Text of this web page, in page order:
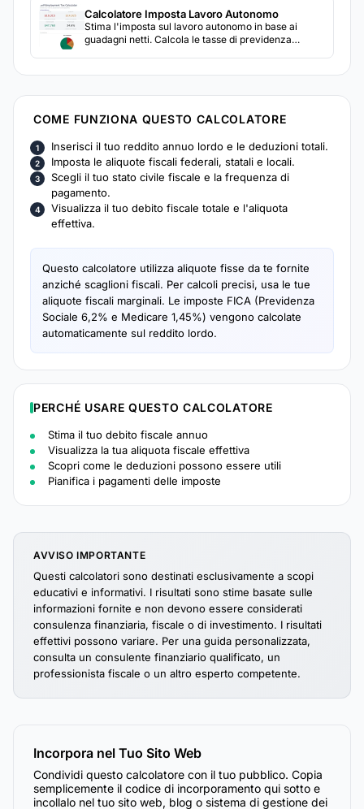
Calcolatore Imposta Lavoro Autonomo
Stima l'imposta sul lavoro autonomo in base ai
guadagni netti. Calcola le tasse di previdenza
COME FUNZIONA QUESTO CALCOLATORE
Inserisci il tuo reddito annuo lordo e le deduzioni totali.
Imposta le aliquote fiscali federali, statali e locali.
Scegli il tuo stato civile fiscale e la frequenza di
pagamento.
Visualizza il tuo debito fiscale totale e l'aliquota
effettiva.
Questo calcolatore utilizza aliquote fisse da te fornite
anziché scaglioni fiscali. Per calcoli precisi, usa le tue
aliquote fiscali marginali. Le imposte FICA (Previdenza
Sociale 6,2% e Medicare 1,45%) vengono calcolate
automaticamente sul reddito lordo.
PERCHÉ USARE QUESTO CALCOLATORE
Stima il tuo debito fiscale annuo
Visualizza la tua aliquota fiscale effettiva
Scopri come le deduzioni possono essere utili
Pianifica i pagamenti delle imposte
AVVISO IMPORTANTE
Questi calcolatori sono destinati esclusivamente a scopi
educativi e informativi. I risultati sono stime basate sulle
informazioni fornite e non devono essere considerati
consulenza finanziaria, fiscale o di investimento. I risultati
effettivi possono variare. Per una guida personalizzata,
consulta un consulente finanziario qualificato, un
professionista fiscale o un altro esperto competente.
Incorpora nel Tuo Sito Web
Condividi questo calcolatore con il tuo pubblico. Copia
semplicemente il codice di incorporamento qui sotto e
incollalo nel tuo sito web, blog o sistema di gestione dei